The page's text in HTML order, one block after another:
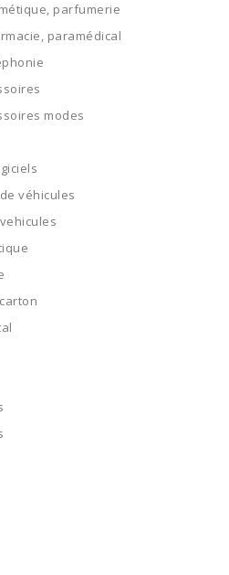
parfumerie
paramédical
modes
véhicules